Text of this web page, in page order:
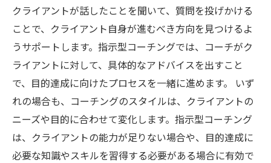
クライアントが話したことを聞いて、質問を投げかける
ことで、クライアント自身が進むべき方向を見つけるよ
うサポートします。指示型コーチングでは、コーチがク
ライアントに対して、具体的なアドバイスを出すこと
で、目的達成に向けたプロセスを一緒に進めます。 いず
れの場合も、コーチングのスタイルは、クライアントの
ニーズや目的に合わせて変化します。指示型コーチング
は、クライアントの能力が足りない場合や、目的達成に
必要な知識やスキルを習得する必要がある場合に有効で